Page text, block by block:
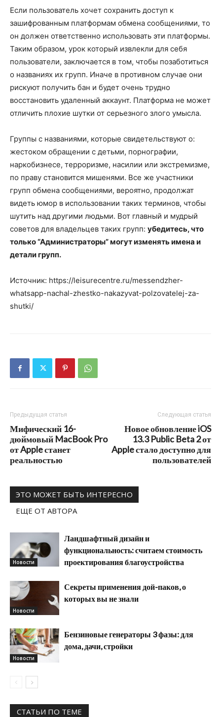
Если пользователь хочет сохранить доступ к
зашифрованным платформам обмена сообщениями, то
он должен ответственно использовать эти платформы.
Таким образом, урок который извлекли для себя
пользователи, заключается в том, чтобы позаботиться
о названиях их групп. Иначе в противном случае они
рискуют получить бан и будет очень трудно
восстановить удаленный аккаунт. Платформа не может
отличить плохие шутки от серьезного злого умысла.
Группы с названиями, которые свидетельствуют о:
жестоком обращении с детьми, порнографии,
наркобизнесе, терроризме, насилии или экстремизме,
по праву становится мишенями. Все же участники
групп обмена сообщениями, вероятно, продолжат
видеть юмор в использовании таких терминов, чтобы
шутить над другими людьми. Вот главный и мудрый
советов для владельцев таких групп: убедитесь, что
только “Администраторы” могут изменять имена и
детали групп.
Источник: https://leisurecentre.ru/messendzher-
whatsapp-nachal-zhestko-nakazyvat-polzovatelej-za-
shutki/
Предыдущая статья
Мифический 16-
дюймовый MacBook Pro
от Apple станет
реальностью
Следующая статья
Новое обновление iOS
13.3 Public Beta 2 от
Apple стало доступно для
пользователей
ЭТО МОЖЕТ БЫТЬ ИНТЕРЕСНО
ЕЩЕ ОТ АВТОРА
Новости
Ландшафтный дизайн и
функциональность: считаем стоимость
проектирования благоустройства
Новости
Секреты применения дой-паков, о
которых вы не знали
Новости
Бензиновые генераторы 3 фазы: для
дома, дачи, стройки
СТАТЬИ ПО ТЕМЕ